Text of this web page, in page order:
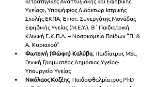
Υγείας», Υποψήφιος Διδάκτωρ Ιατρικής
Σχολής ΕΚΠΑ, Επιστ. Συνεργάτης Μονάδας
Εφηβικής Υγείας (Μ.Ε.Υ.), Β΄ Παιδιατρική
Κλινική Ε.Κ.Π.Α. – Νοσοκομείο Παίδων “Π. &
Α. Κυριακού”
Φωτεινή (Φώφη) Καλύβα, Παιδίατρος MSc,
Γενική Γραμματέας Δημόσιας Υγείας-
Υπουργείο Υγείας
Νικόλαος Κοζέης, Παιδοφθαλμίατρος PhD